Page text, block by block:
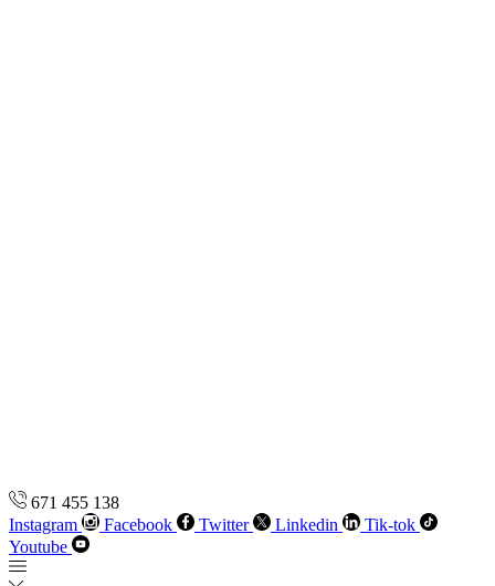
671 455 138
Instagram
Facebook Twitter Linkedin
Tik-tok
Youtube